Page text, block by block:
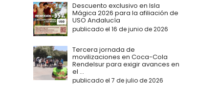
Descuento exclusivo en Isla
Mágica 2026 para la afiliación de
USO Andalucía
publicado el 16 de junio de 2026
Tercera jornada de
movilizaciones en Coca-Cola
Rendelsur para exigir avances en
el ...
publicado el 7 de julio de 2026